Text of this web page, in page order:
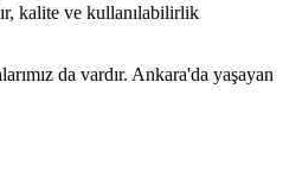
kalite ve kullanılabilirlik
da vardır. Ankara'da yaşayan